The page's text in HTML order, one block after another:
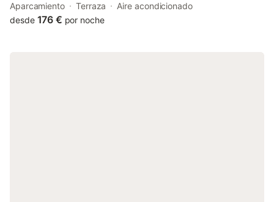
36 km from Pazo da Touza Golf. The property features garden
views, and is 38 km from Feira Internacional de Galicia.
Aparcamiento Terraza
Aire acondicionado
desde 176 € por noche